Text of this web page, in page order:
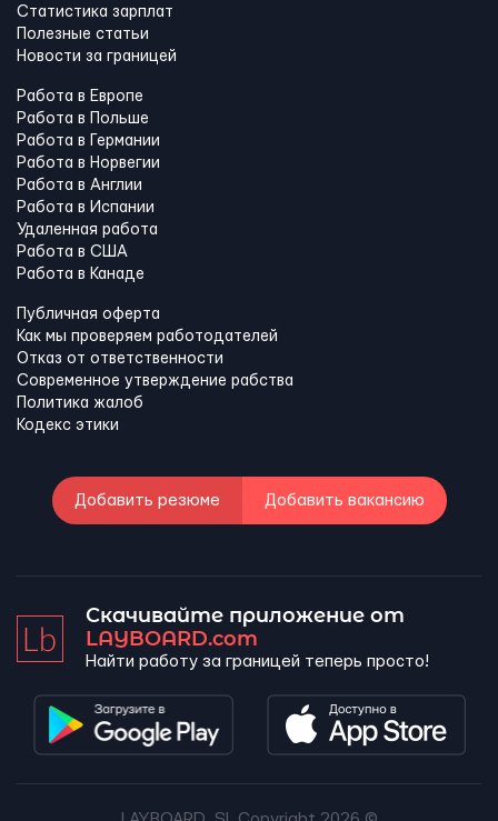
Статистика зарплат
Полезные статьи
Новости за границей
Работа в Европе
Работа в Польше
Работа в Германии
Работа в Норвегии
Работа в Англии
Работа в Испании
Удаленная работа
Работа в США
Работа в Канадe
Публичная оферта
Как мы проверяем работодателей
Отказ от ответственности
Современное утверждение рабства
Политика жалоб
Кодекс этики
Добавить резюме Добавить вакансию
Скачивайте приложение от
LAYBOARD.com
Найти работу за границей теперь просто!